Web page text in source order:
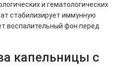
и гематологических
стабилизирует иммунную
воспалительный фон перед
капельницы с